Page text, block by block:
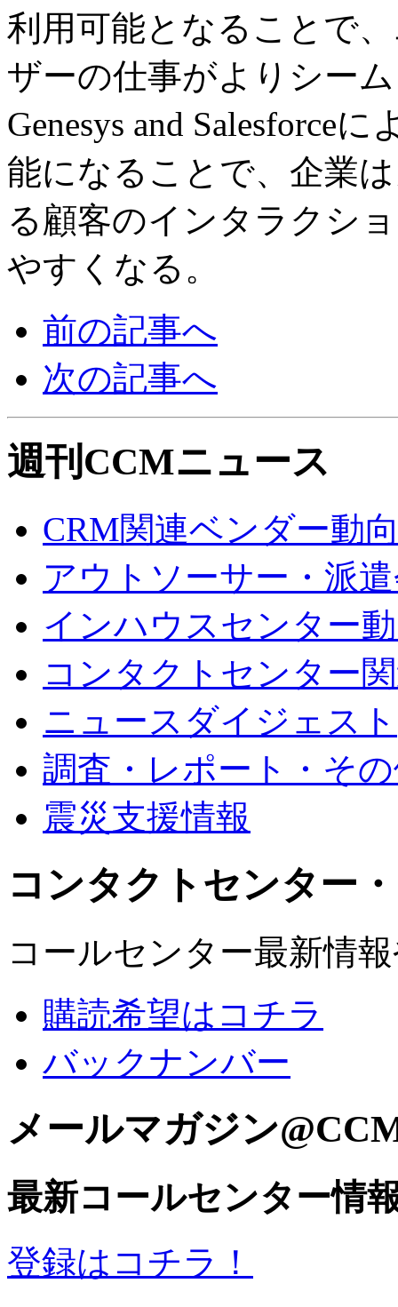
利用可能となることで
ザーの仕事がよりシー
Genesys and Salesforce
能になることで、企業
る顧客のインタラクシ
やすくなる。
前の記事へ
次の記事へ
週刊CCMニュース
CRM関連ベンダー動
アウトソーサー・派
インハウスセンター
コンタクトセンター
ニュースダイジェスト
調査・レポート・そ
震災支援情報
コンタクトセンター
コールセンター最新情
購読希望はコチラ
バックナンバー
メールマガジン
最新コールセンター情
登録はコチラ！